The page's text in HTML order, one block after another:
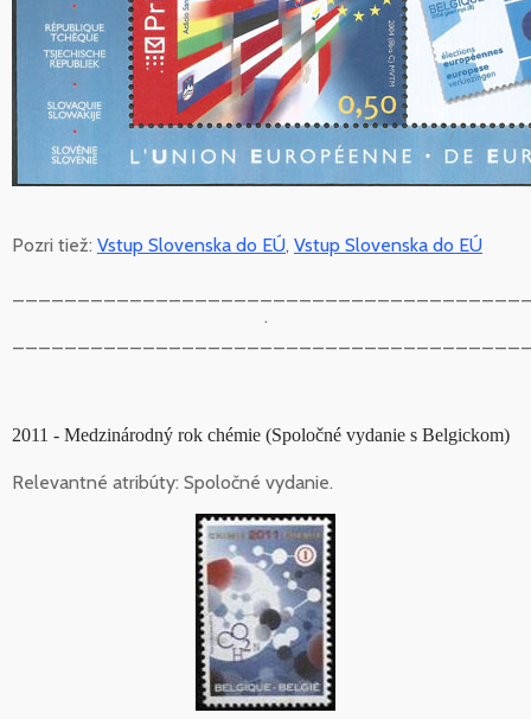
Pozri tiež: Vstup Slovenska do EÚ, Vstup Slovenska do EÚ
.
2011 - Medzinárodný rok chémie (Spoločné vydanie s Belgickom)
Relevantné atribúty: Spoločné vydanie.